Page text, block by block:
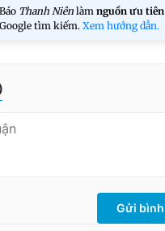
Thanh Niên làm nguồn ưu tiên
tìm kiếm.Xem hướng dẫn.
Gửi